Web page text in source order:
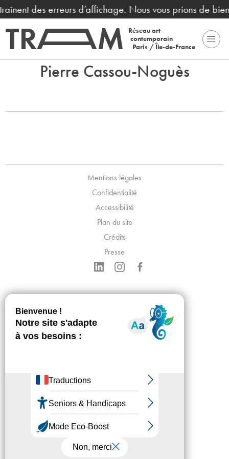
des erreurs d’affichage. Nous vous prions de
Réseau art
contemporain
Paris / Île-de-France
Pierre Cassou-Noguès
Mentions légales
Confidentialité
Accessibilité
Plan du site
Crédits
Presse